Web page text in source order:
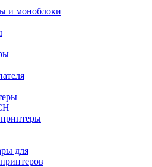
и моноблоки
для